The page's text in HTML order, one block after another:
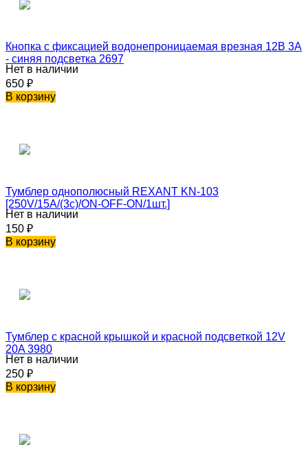
Кнопка с фиксацией водонепроницаемая врезная 12В 3А
- синяя подсветка 2697
Нет в наличии
650 ₽
В корзину
Тумблер однополюсный REXANT KN-103
[250V/15А/(3c)/ON-OFF-ON/1шт.]
Нет в наличии
150 ₽
В корзину
Тумблер с красной крышкой и красной подсветкой 12V
20A 3980
Нет в наличии
250 ₽
В корзину